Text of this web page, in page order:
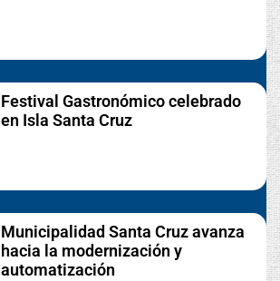
Festival Gastronómico celebrado
en Isla Santa Cruz
Municipalidad Santa Cruz avanza
hacia la modernización y
automatización